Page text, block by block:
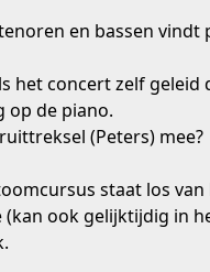
en bassen vindt
het concert zelf geleid
op de piano.
(Peters) mee?
staat los
(kan ook gelijktijdig in